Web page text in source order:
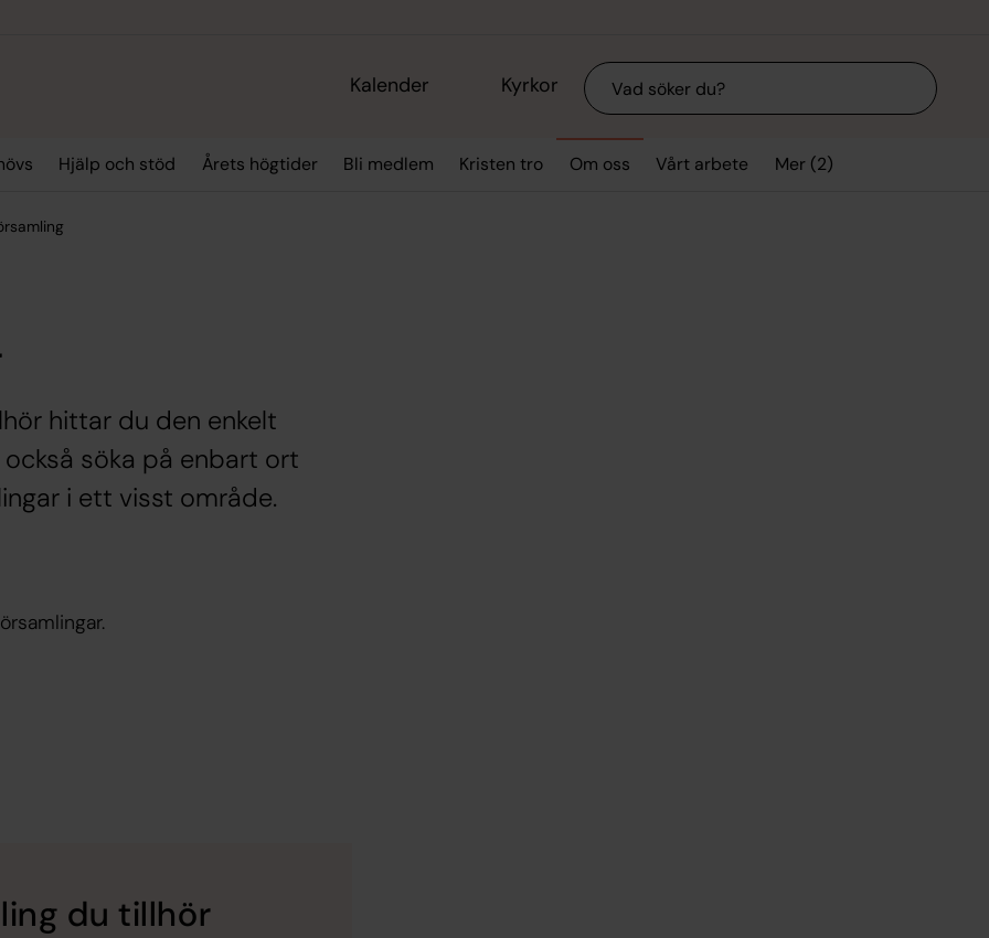
Kalender Kyrkor Sök
Hjälp och stöd Årets högtider Bli medlem Kristen tro Om oss Vårt arbete Mer (2)
hittar du den enkelt
söka på enbart ort
i ett visst område.
du tillhör